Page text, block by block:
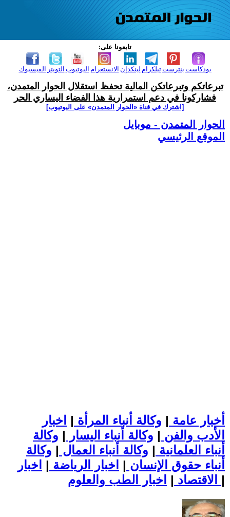
تابعونا على:
الفيسبوك التويتر اليوتيوب الانستغرام لينكدإن تيلكرامبنترست بودكاست
تبرعاتكم وتبرعاتكن المالية تحفظ استقلال الحوار المتمدن،
فشاركونا في دعم استمرارية هذا الفضاء اليساري الحر
[اشترك في قناة ‫«الحوار المتمدن» على اليوتيوب]
الحوار المتمدن - موبايل
الموقع الرئيسي
أخبار عامة | وكالة أنباء المرأة | اخبار
الأدب والفن | وكالة أنباء اليسار | وكالة
أنباء العلمانية | وكالة أنباء العمال | وكالة
أنباء حقوق الإنسان | اخبار الرياضة | اخبار
الاقتصاد | |